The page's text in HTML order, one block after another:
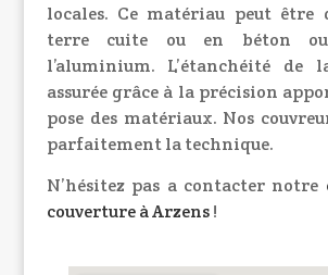
locales. Ce matériau peut être
terre cuite ou en béton
l’aluminium. L’étanchéité de
assurée grâce à la précision
pose des matériaux. Nos
parfaitement la technique.
N’hésitez pas a contacter notre
couverture à Arzens!